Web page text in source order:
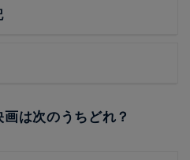
は次のうちどれ？